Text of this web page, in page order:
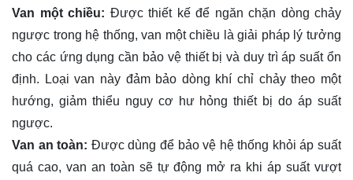
Van một chiều: Được thiết kế để ngăn chặn dòng chảy
ngược trong hệ thống, van một chiều là giải pháp lý tưởng
cho các ứng dụng cần bảo vệ thiết bị và duy trì áp suất ổn
định. Loại van này đảm bảo dòng khí chỉ chảy theo một
hướng, giảm thiểu nguy cơ hư hỏng thiết bị do áp suất
ngược.
Van an toàn: Được dùng để bảo vệ hệ thống khỏi áp suất
quá cao, van an toàn sẽ tự động mở ra khi áp suất vượt